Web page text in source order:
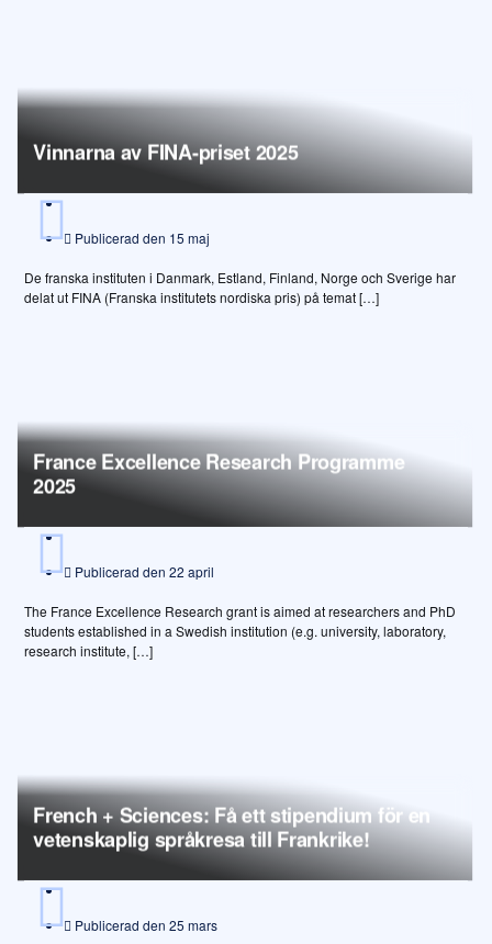
Vinnarna av FINA-priset 2025
Publicerad den 15 maj
De franska instituten i Danmark, Estland, Finland, Norge och Sverige har
delat ut FINA (Franska institutets nordiska pris) på temat […]
France Excellence Research Programme
2025
Publicerad den 22 april
The France Excellence Research grant is aimed at researchers and PhD
students established in a Swedish institution (e.g. university, laboratory,
research institute, […]
French + Sciences: Få ett stipendium för en
vetenskaplig språkresa till Frankrike!
Publicerad den 25 mars